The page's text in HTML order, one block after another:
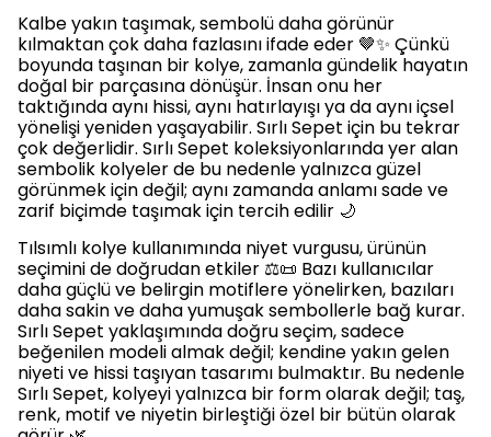
Kalbe yakın taşımak, sembolü daha görünür
kılmaktan çok daha fazlasını ifade eder 🤎✨ Çünkü
boyunda taşınan bir kolye, zamanla gündelik hayatın
doğal bir parçasına dönüşür. İnsan onu her
taktığında aynı hissi, aynı hatırlayışı ya da aynı içsel
yönelişi yeniden yaşayabilir. Sırlı Sepet için bu tekrar
çok değerlidir. Sırlı Sepet koleksiyonlarında yer alan
sembolik kolyeler de bu nedenle yalnızca güzel
görünmek için değil; aynı zamanda anlamı sade ve
zarif biçimde taşımak için tercih edilir 🌙
Tılsımlı kolye kullanımında niyet vurgusu, ürünün
seçimini de doğrudan etkiler ⚖️📜 Bazı kullanıcılar
daha güçlü ve belirgin motiflere yönelirken, bazıları
daha sakin ve daha yumuşak sembollerle bağ kurar.
Sırlı Sepet yaklaşımında doğru seçim, sadece
beğenilen modeli almak değil; kendine yakın gelen
niyeti ve hissi taşıyan tasarımı bulmaktır. Bu nedenle
Sırlı Sepet, kolyeyi yalnızca bir form olarak değil; taş,
renk, motif ve niyetin birleştiği özel bir bütün olarak